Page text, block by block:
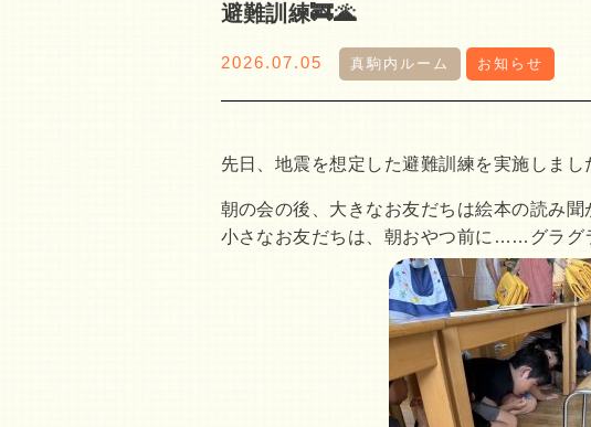
避難訓練🚒🌋
2026.07.05 真駒内ルーム お知らせ
先日、地震を想定した避難訓練を実施しまし
朝の会の後、大きなお友だちは絵本の読み聞
小さなお友だちは、朝おやつ前に……グラ